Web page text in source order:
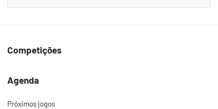
Competições
Agenda
Próximos jogos